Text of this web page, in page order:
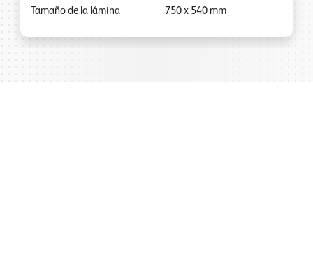
Tamaño de la lámina 750 x 540 mm